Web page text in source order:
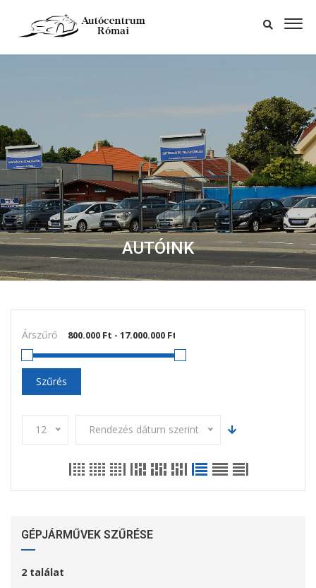
AUTÓINK
Árszűrő
Szűrés
12 Rendezés dátum szerint
GÉPJÁRMŰVEK SZŰRÉSE
2 találat